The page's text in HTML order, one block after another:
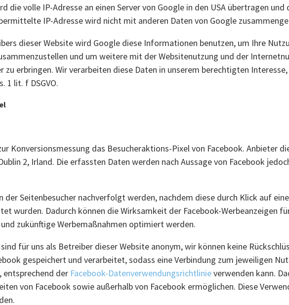
die volle IP-Adresse an einen Server von Google in den USA übertragen
IP-Adresse wird nicht mit anderen Daten von Google
dieser Website wird Google diese Informationen benutzen, um Ihre
und um weitere mit der Websitenutzung und der
zu erbringen. Wir verarbeiten diese Daten in unserem berechtigten
1 lit. f DSGVO.
Konversionsmessung das Besucheraktions-Pixel von Facebook. Anbieter
2, Irland. Die erfassten Daten werden nach Aussage von Facebook
der Seitenbesucher nachverfolgt werden, nachdem diese durch Klick auf
wurden. Dadurch können die Wirksamkeit der Facebook-Werbeanzeigen
zukünftige Werbemaßnahmen optimiert werden.
für uns als Betreiber dieser Website anonym, wir können keine
gespeichert und verarbeitet, sodass eine Verbindung zum jeweiligen
entsprechend der Facebook-Datenverwendungsrichtlinieverwenden kann.
von Facebook sowie außerhalb von Facebook ermöglichen. Diese